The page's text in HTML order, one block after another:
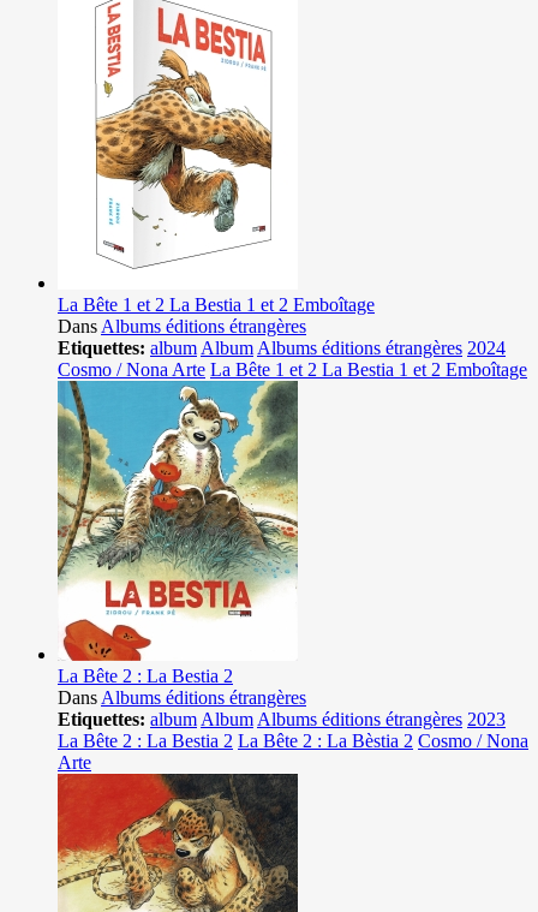
La Bête 1 et 2 La Bestia 1 et 2 Emboîtage
Dans Albums éditions étrangères
Etiquettes: album Album Albums éditions étrangères 2024
Cosmo / Nona Arte La Bête 1 et 2 La Bestia 1 et 2 Emboîtage
La Bête 2 : La Bestia 2
Dans Albums éditions étrangères
Etiquettes: album Album Albums éditions étrangères 2023
La Bête 2 : La Bestia 2 La Bête 2 : La Bèstia 2 Cosmo / Nona
Arte